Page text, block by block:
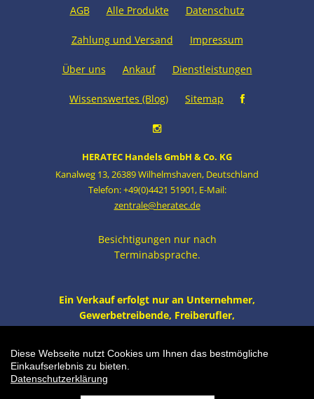
AGB Alle Produkte Datenschutz
Zahlung und Versand Impressum
Über uns Ankauf Dienstleistungen
Wissenswertes (Blog) Sitemap
HERATEC Handels GmbH & Co. KG
Kanalweg 13,26389 Wilhelmshaven, Deutschland
Telefon: +49(0)4421 51901, E-Mail:
zentrale@heratec.de
Besichtigungen nur nach
Terminabsprache.
Ein Verkauf erfolgt nur an Unternehmer,
Gewerbetreibende, Freiberufler,
öffentliche Institutionen und nicht an
zzgl. MwSt. und Versand.
Einkaufswagen
Diese Webseite nutzt Cookies um Ihnen das bestmögliche
Einkaufserlebnis zu bieten.
Datenschutzerklärung